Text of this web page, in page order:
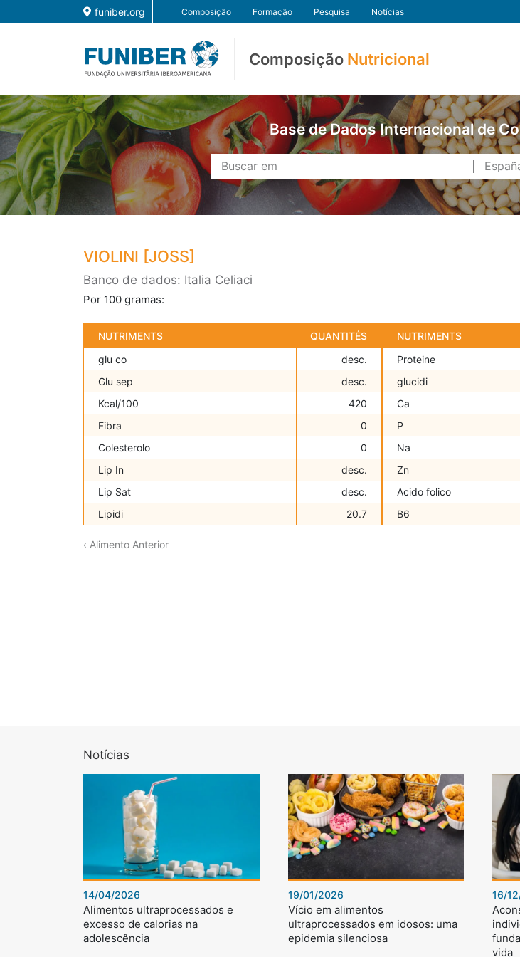
funiber.org Composição Formação Pesquisa Notícias
Composição Nutricional
Base de Dados Internacional de
VIOLINI [JOSS]
Banco de dados: Italia Celiaci
Por 100 gramas:
NUTRIMENTS
QUANTITÉS
glu co
desc.
Glu sep
desc.
Kcal/100
420
Fibra
0
Colesterolo
0
Lip In
desc.
Lip Sat
desc.
Lipidi
20.7
NUTRIMENTS
Proteine
glucidi
Ca
P
Na
Zn
Acido folico
B6
‹ Alimento Anterior
Notícias
14/04/2026
Alimentos ultraprocessados e
excesso de calorias na
adolescência
19/01/2026
Vício em alimentos
ultraprocessados em idosos: uma
epidemia silenciosa
16/
vida